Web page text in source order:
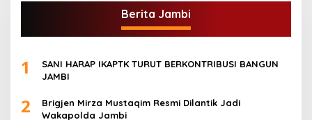
Berita Jambi
1
SANI HARAP IKAPTK TURUT BERKONTRIBUSI BANGUN
JAMBI
2
Brigjen Mirza Mustaqim Resmi Dilantik Jadi
Wakapolda Jambi